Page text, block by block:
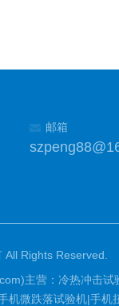
邮箱
Rights Reserved.
主营：冷热冲击
机微跌落试验机|手机